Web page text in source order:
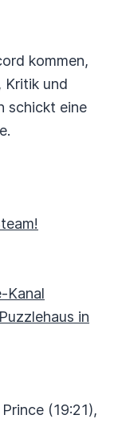
kommen,
Kritik und
schickt eine
Kanal
in
(19:21),